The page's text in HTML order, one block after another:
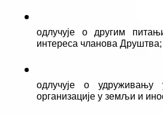
одлучује о другим
интереса чланова Друштва;
одлучује о
организације у земљи и